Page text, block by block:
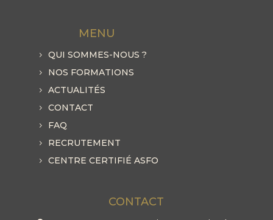
MENU
QUI SOMMES-NOUS ?
NOS FORMATIONS
ACTUALITÉS
CONTACT
FAQ
RECRUTEMENT
CENTRE CERTIFIÉ ASFO
CONTACT